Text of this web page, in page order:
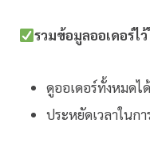
รวมข้อมูลออเดอร์ไ
ดูออเดอร์ทั้งหมดไ
ประหยัดเวลาในกา